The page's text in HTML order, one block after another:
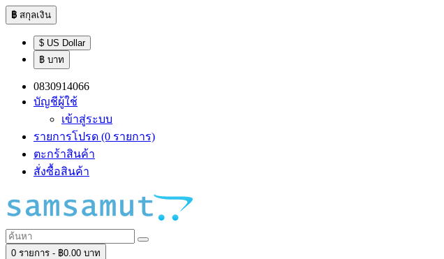
฿ สกุลเงิน
$ US Dollar
฿ บาท
0830914066
บัญชีผู้ใช้
เข้าสู่ระบบ
รายการโปรด (0 รายการ)
ตะกร้าสินค้า
สั่งซื้อสินค้า
0 รายการ - ฿0.00 บาท